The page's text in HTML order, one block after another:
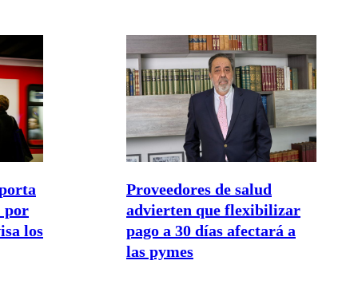
por
los
Proveedores de salud
advierten que flexibilizar
pago a 30 días afectará a
las pymes